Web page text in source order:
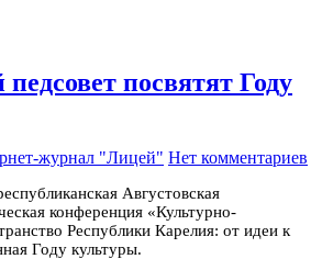
посвятят Году
журнал "Лицей" Нет комментариев
Августовская
конференция «Культурно­
Республики Карелия: от идеи к
Году культуры.